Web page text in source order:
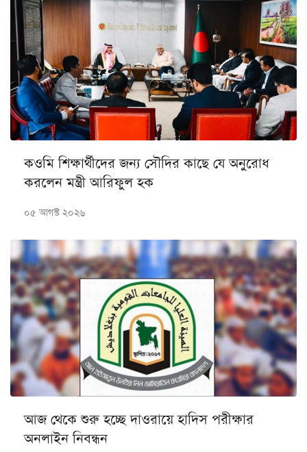
কওমি শিক্ষার্থীদের জন্য সৌদির কাছে যে অনুরোধ
করলেন মন্ত্রী আরিফুল হক
০৫ আগস্ট ২০২৬
আজ থেকে শুরু হচ্ছে দাওরায়ে হাদিস পরীক্ষার
অনলাইন নিবন্ধন